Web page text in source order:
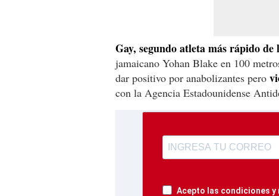
Gay, segundo atleta más rápido
jamaicano Yohan Blake en 100
dar positivo por anabolizantes pero
con la Agencia Estadounidense
Acepto las condiciones